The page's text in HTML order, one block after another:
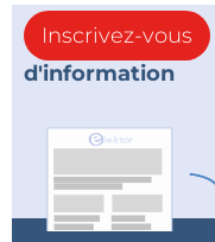
Inscrivez-vous
d'information